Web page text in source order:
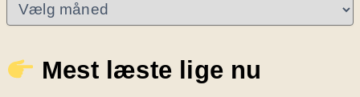
v
e
Mest læste lige nu